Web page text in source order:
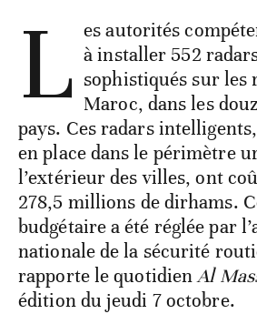
L es autorités
à installer 552
sophistiqués sur les
Maroc, dans les
pays. Ces radars
en place dans le périmètre
l’extérieur des villes, ont
278,5 millions de dirhams.
budgétaire a été réglée par
nationale de la sécurité
rapporte le quotidienAl
édition du jeudi 7 octobre.